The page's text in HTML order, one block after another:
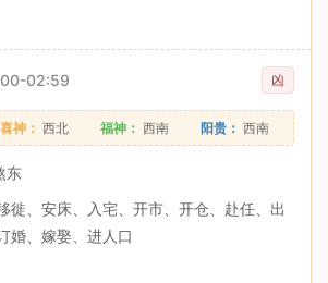
02:59 凶
喜神： 西北 福神： 西南 阳贵： 西南
东
徙、安床、入宅、开市、开仓、赴任、出
婚、嫁娶、进人口